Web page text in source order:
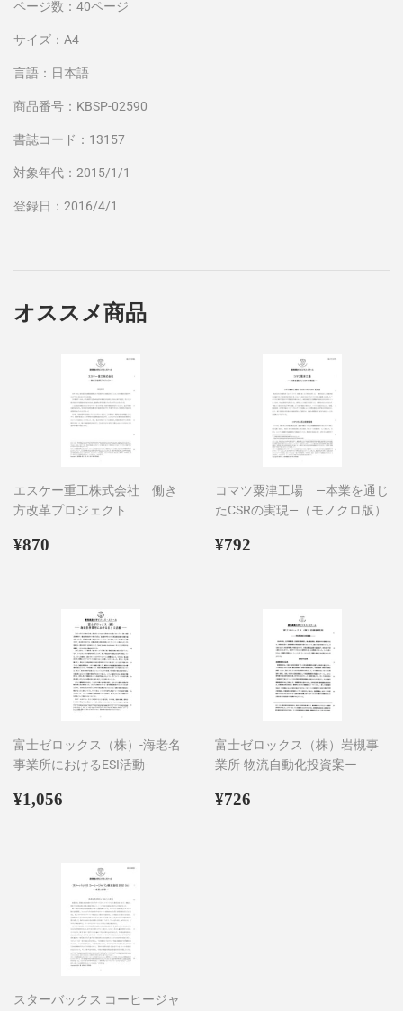
ページ数：40ページ
サイズ：A4
言語：日本語
商品番号：KBSP-02590
書誌コード：13157
対象年代：2015/1/1
登録日：2016/4/1
オススメ商品
エスケー重工株式会社 働き
方改革プロジェクト
通
¥870
コマツ粟津工場 ―本業を通じ
たCSRの実現―（モノクロ版）
通
¥792
富士ゼロックス（株）-海老名
事業所におけるESI活動-
通
¥1,056
富士ゼロックス（株）岩槻事
業所-物流自動化投資案ー
通
¥726
スターバックス コーヒージャ